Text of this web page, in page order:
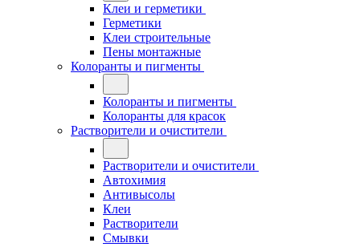
Клеи и герметики
Герметики
Клеи строительные
Пены монтажные
Колоранты и пигменты
Колоранты и пигменты
Колоранты для красок
Растворители и очистители
Растворители и очистители
Автохимия
Антивысолы
Клеи
Растворители
Смывки